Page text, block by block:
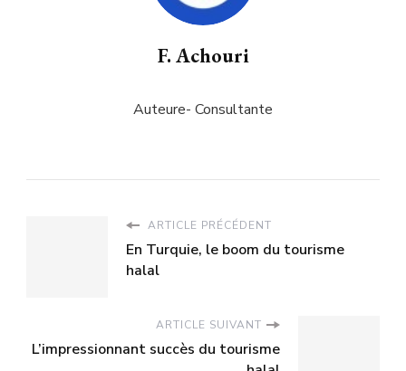
F. Achouri
Auteure- Consultante
ARTICLE PRÉCÉDENT
En Turquie, le boom du tourisme
halal
ARTICLE SUIVANT
L’impressionnant succès du tourisme